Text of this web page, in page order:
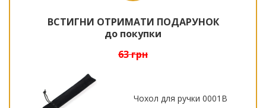
ВСТИГНИ ОТРИМАТИ ПОДАРУНОК
до покупки
63 грн
Чохол для ручки 0001B